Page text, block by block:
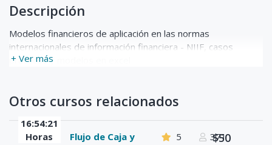
+ Ver más
Descripción
Modelos financieros de aplicación en las normas
internacionales de información financiera - NIIF, casos
prácticos y modelos en excel
Otros cursos relacionados
16:54:21
Horas
Flujo de Caja y
5 371
$50